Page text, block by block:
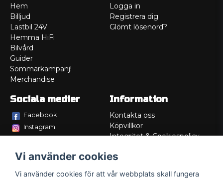
Hem
Billjud
Lastbil 24V
Hemma HiFi
Bilvård
Guider
Sommarkampanj!
Merchandise
Logga in
Registrera dig
Glömt lösenord?
Sociala medier
Facebook
Instagram
Information
Kontakta oss
Köpvillkor
Integritet & Cookiespolicy
Service/Garanti
Lådritning
Vi använder cookies
Vi använder cookies för att vår webbplats skall fungera